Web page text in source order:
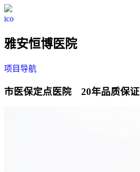
ico
雅安恒博医院
项目导航
市医保定点医院 20年品质保证